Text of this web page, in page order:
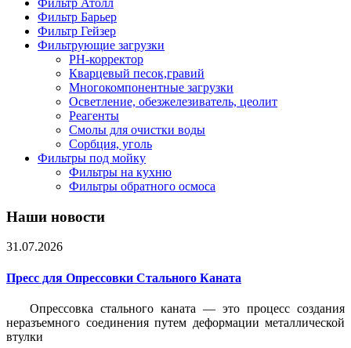
Фильтр Атолл
Фильтр Барьер
Фильтр Гейзер
Фильтрующие загрузки
PH-корректор
Кварцевый песок,гравий
Многокомпонентные загрузки
Осветление, обезжелезиватель, цеолит
Реагенты
Смолы для очистки воды
Сорбция, уголь
Фильтры под мойку
Фильтры на кухню
Фильтры обратного осмоса
Наши новости
31.07.2026
Пресс для Опрессовки Стального Каната
Опрессовка стального каната — это процесс создания
неразъемного соединения путем деформации металлической
втулки